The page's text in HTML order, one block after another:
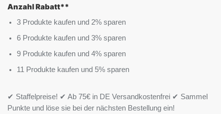
Anzahl Rabatt**
3 Produkte kaufen und 2% sparen
6 Produkte kaufen und 3% sparen
9 Produkte kaufen und 4% sparen
11 Produkte kaufen und 5% sparen
✔ Staffelpreise! ✔ Ab 75€ in DE Versandkostenfrei ✔ Sammel
Punkte und löse sie bei der nächsten Bestellung ein!